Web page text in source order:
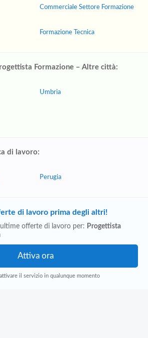
Commerciale Settore Formazione
Formazione Tecnica
Formazione – Altre città:
Umbria
di lavoro:
Perugia
di lavoro prima degli altri!
offerte di lavoro per: Progettista
il servizio in qualunque momento